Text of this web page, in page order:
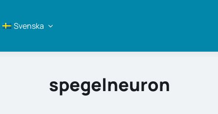
Svenska
spegelneuron